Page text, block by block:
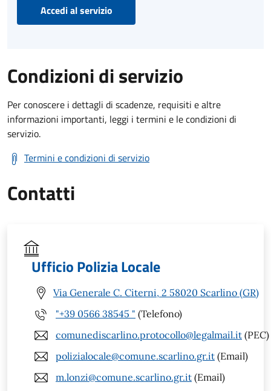
Accedi al servizio
Condizioni di servizio
Per conoscere i dettagli di scadenze, requisiti e altre
informazioni importanti, leggi i termini e le condizioni di
servizio.
Termini e condizioni di servizio
Contatti
Ufficio Polizia Locale
Via Generale C. Citerni, 2 58020 Scarlino (GR)
"+39 0566 38545 " (Telefono)
comunediscarlino.protocollo@legalmail.it (PEC)
polizialocale@comune.scarlino.gr.it (Email)
m.lonzi@comune.scarlino.gr.it (Email)